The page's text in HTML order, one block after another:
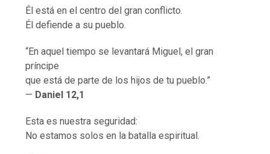
Él está en el centro del gran conflicto.
Él defiende a su pueblo.
“En aquel tiempo se levantará Miguel, el gran
príncipe
que está de parte de los hijos de tu pueblo.”
— Daniel 12,1
Esta es nuestra seguridad:
No estamos solos en la batalla espiritual.